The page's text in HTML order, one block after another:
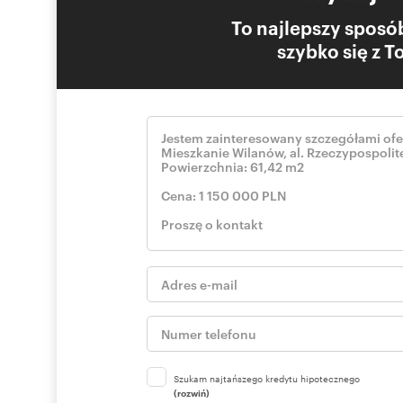
To najlepszy
szybko się z
Szukam najtańszego kredytu hipotecznego
(rozwiń)